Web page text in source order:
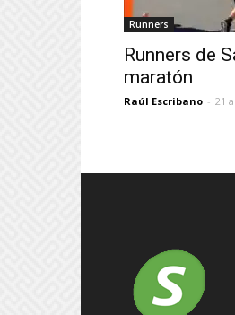
Runners
Runners de
maratón
Raúl Escribano - 21